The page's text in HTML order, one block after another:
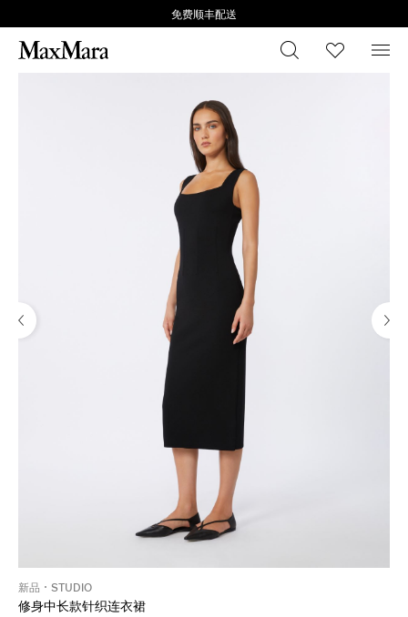
免费顺丰配送
搜索 心愿清
菜
新品 STUDIO
修身中长款针织连衣裙